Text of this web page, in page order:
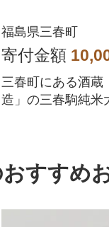
福島県三春町
寄付金額
三春町にある酒蔵
造」の三春駒純米
すすめ